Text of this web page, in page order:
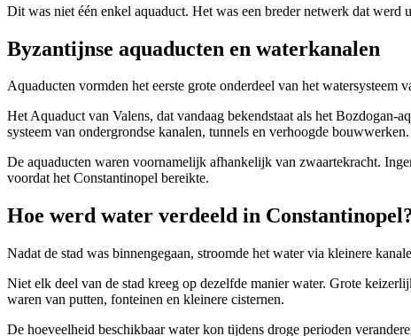
Dit was niet één enkel aquaduct. Het was een breder netwerk dat werd
Byzantijnse aquaducten en waterkanalen
Aquaducten vormden het eerste grote onderdeel van het watersysteem
Het Aquaduct van Valens, dat vandaag bekendstaat als het Bozdogan-
systeem van ondergrondse kanalen, tunnels en verhoogde bouwwerken.
De aquaducten waren voornamelijk afhankelijk van zwaartekracht.
voordat het Constantinopel bereikte.
Hoe werd water verdeeld in
Nadat de stad was binnengegaan, stroomde het water via kleinere
Niet elk deel van de stad kreeg op dezelfde manier water. Grote
waren van putten, fonteinen en kleinere cisternen.
De hoeveelheid beschikbaar water kon tijdens droge perioden